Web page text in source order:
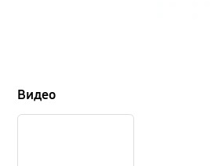
Видео